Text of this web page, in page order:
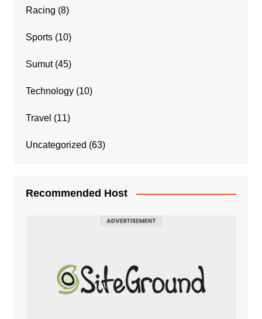
Racing (8)
Sports(10)
Sumut(45)
Technology(10)
Travel (11)
Uncategorized (63)
Recommended Host